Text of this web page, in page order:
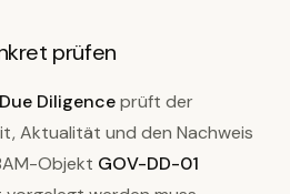
prüfen
Due Diligenceprüft der
Aktualität und den Nachweis
Objekt GOV-DD-01